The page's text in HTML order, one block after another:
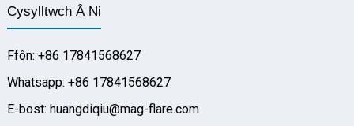
Cysylltwch Â Ni
Ffôn: +86 17841568627
Whatsapp: +86 17841568627
E-bost: huangdiqiu@mag-flare.com